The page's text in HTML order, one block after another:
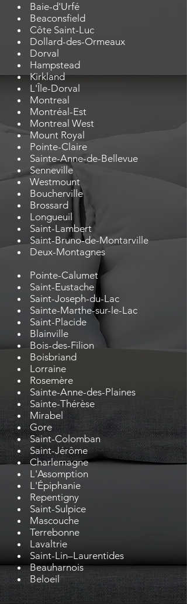
Baie-d'Urfé
Beaconsfield
Côte Saint-Luc
Dollard-des-Ormeaux
Dorval
Hampstead
Kirkland
L'Île-Dorval
Montreal
Montréal-Est
Montreal West
Mount Royal
Pointe-Claire
Sainte-Anne-de-Bellevue
Senneville
Westmount
Boucherville
Brossard
Longueuil
Saint-Lambert
Saint-Bruno-de-Montarville
Deux-Montagnes
Pointe-Calumet
Saint-Eustache
Saint-Joseph-du-Lac
Sainte-Marthe-sur-le-Lac
Saint-Placide
Blainville
Bois-des-Filion
Boisbriand
Lorraine
Rosemère
Sainte-Anne-des-Plaines
Sainte-Thérèse
Mirabel
Gore
Saint-Colomban
Saint-Jérôme
Charlemagne
L'Assomption
L'Épiphanie
Repentigny
Saint-Sulpice
Mascouche
Terrebonne
Lavaltrie
Saint-Lin–Laurentides
Beauharnois
Beloeil